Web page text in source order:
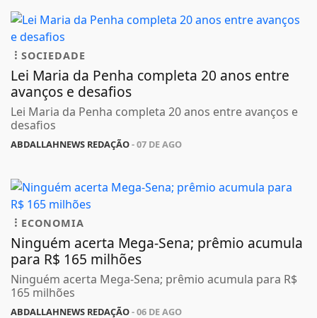
BR-272
Caminhoneiro é rendido por criminosos armados e
tem parte da carga roubada na BR-272
LÉO MIRANDA- 07 DE AGO
SOCIEDADE
avanços e desafios
Lei Maria da Penha completa 20 anos entre avanços e
desafios
ABDALLAHNEWS REDAÇÃO
ECONOMIA